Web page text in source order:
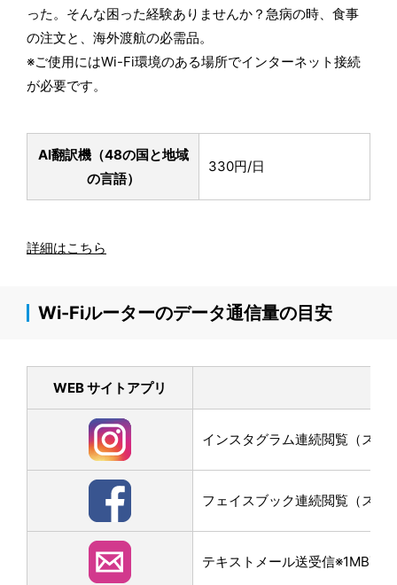
った。そんな困った経験ありませんか？急病の時、食事
の注文と、海外渡航の必需品。
※ご使用にはWi-Fi環境のある場所でインターネット接続
が必要です。
AI翻訳機（48の国と地域
の言語）
330円/日
詳細はこちら
Wi-Fiルーターのデータ通信量の目安
WEB サイトアプリ
インスタグラム連続閲覧（スク
フェイスブック連続閲覧（スク
テキストメール送受信※1MB画